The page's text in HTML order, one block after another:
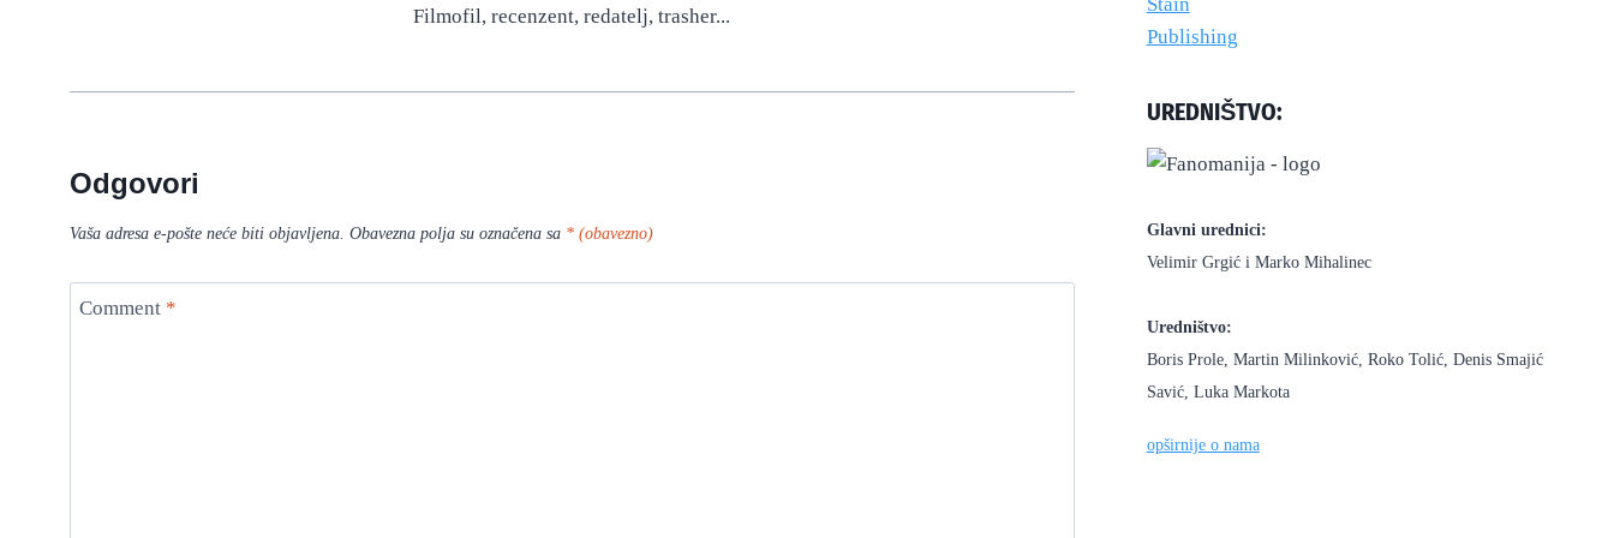
Filmofil, recenzent, redatelj, trasher...
Odgovori
Vaša adresa e-pošte neće biti objavljena. Obavezna polja su označena sa * (obavezno)
Comment *
UREDNIŠTVO:
Glavni urednici:
Velimir Grgić i Marko Mihalinec
Uredništvo:
Boris Prole, Martin Milinković, Roko Tolić, Denis Smajić
Savić, Luka Markota
opširnije o nama